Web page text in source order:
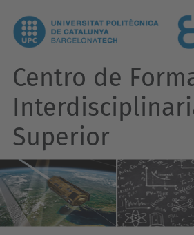
Centro de
Superior